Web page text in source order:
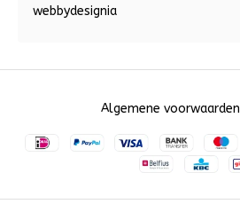
webbydesignia
Algemene voorwaarden